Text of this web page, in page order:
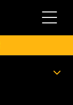
切り替え